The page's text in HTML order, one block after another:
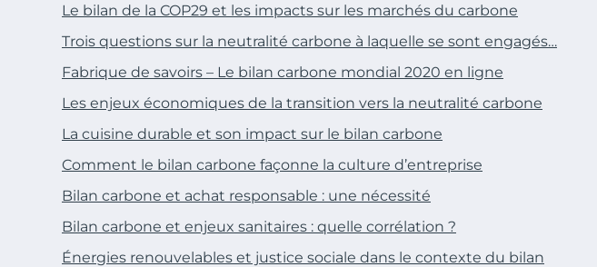
Le bilan de la COP29 et les impacts sur les marchés du carbone
Trois questions sur la neutralité carbone à laquelle se sont engagés…
Fabrique de savoirs – Le bilan carbone mondial 2020 en ligne
Les enjeux économiques de la transition vers la neutralité carbone
La cuisine durable et son impact sur le bilan carbone
Comment le bilan carbone façonne la culture d’entreprise
Bilan carbone et achat responsable : une nécessité
Bilan carbone et enjeux sanitaires : quelle corrélation ?
Énergies renouvelables et justice sociale dans le contexte du bilan